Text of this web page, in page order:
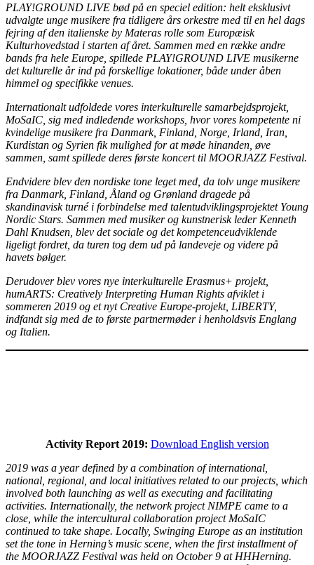
PLAY!GROUND LIVE bød på en speciel edition: helt eksklusivt
udvalgte unge musikere fra tidligere års orkestre med til en hel dags
fejring af den italienske by Materas rolle som Europæisk
Kulturhovedstad i starten af året. Sammen med en række andre
bands fra hele Europe, spillede PLAY!GROUND LIVE musikerne
det kulturelle år ind på forskellige lokationer, både under åben
himmel og specifikke venues.
Internationalt udfoldede vores interkulturelle samarbejdsprojekt,
MoSaIC, sig med indledende workshops, hvor vores kompetente ni
kvindelige musikere fra Danmark, Finland, Norge, Irland, Iran,
Kurdistan og Syrien fik mulighed for at møde hinanden, øve
sammen, samt spillede deres første koncert til MOORJAZZ Festival.
Endvidere blev den nordiske tone leget med, da tolv unge musikere
fra Danmark, Finland, Åland og Grønland dragede på
skandinavisk turné i forbindelse med talentudviklingsprojektet Young
Nordic Stars. Sammen med musiker og kunstnerisk leder Kenneth
Dahl Knudsen, blev det sociale og det kompetenceudviklende
ligeligt fordret, da turen tog dem ud på landeveje og videre på
havets bølger.
Derudover blev vores nye interkulturelle Erasmus+ projekt,
humARTS: Creatively Interpreting Human Rights afviklet i
sommeren 2019 og et nyt Creative Europe-projekt, LIBERTY,
indfandt sig med de to første partnermøder i henholdsvis Englang
og Italien.
Activity Report 2019: Download English version
2019 was a year defined by a combination of international,
national, regional, and local initiatives related to our projects, which
involved both launching as well as executing and facilitating
activities. Internationally, the network project NIMPE came to a
close, while the intercultural collaboration project MoSaIC
continued to take shape. Locally, Swinging Europe as an institution
set the tone in Herning’s music scene, when the first installment of
the MOORJAZZ Festival was held on October 9 at HHHerning.